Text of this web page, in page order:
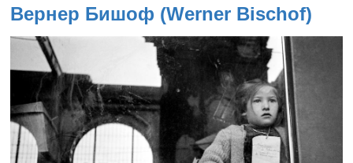
Вернер Бишоф (Werner Bischof)